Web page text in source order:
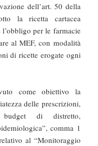
dell’art. 50 della
la ricetta cartacea
l’obbligo per le farmacie
al MEF, con modalità
di ricette erogate ogni
come obiettivo la
delle prescrizioni,
di distretto,
comma 1
al “Monitoraggio